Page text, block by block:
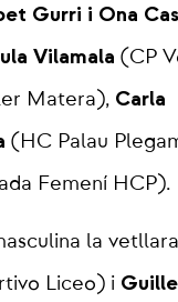
Gurri i Ona
Vilamala (CP
Matera), Carla
(HC Palau
Femení HCP).
la
Liceo) i